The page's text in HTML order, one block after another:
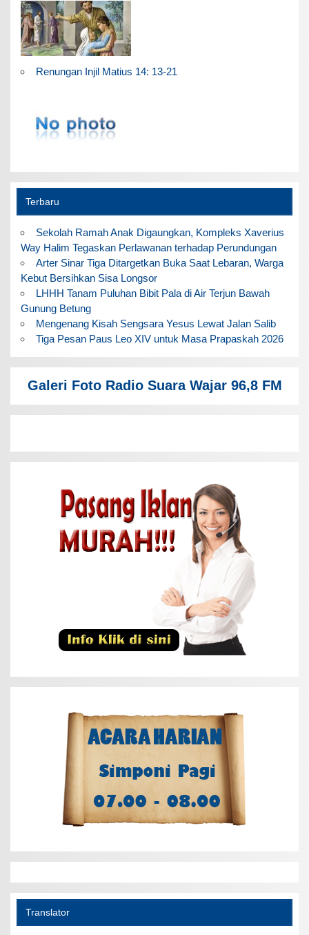
Renungan Injil Matius 14: 13-21
Terbaru
Sekolah Ramah Anak Digaungkan, Kompleks Xaverius
Way Halim Tegaskan Perlawanan terhadap Perundungan
Arter Sinar Tiga Ditargetkan Buka Saat Lebaran, Warga
Kebut Bersihkan Sisa Longsor
LHHH Tanam Puluhan Bibit Pala di Air Terjun Bawah
Gunung Betung
Mengenang Kisah Sengsara Yesus Lewat Jalan Salib
Tiga Pesan Paus Leo XIV untuk Masa Prapaskah 2026
Galeri Foto Radio Suara Wajar 96,8 FM
Translator